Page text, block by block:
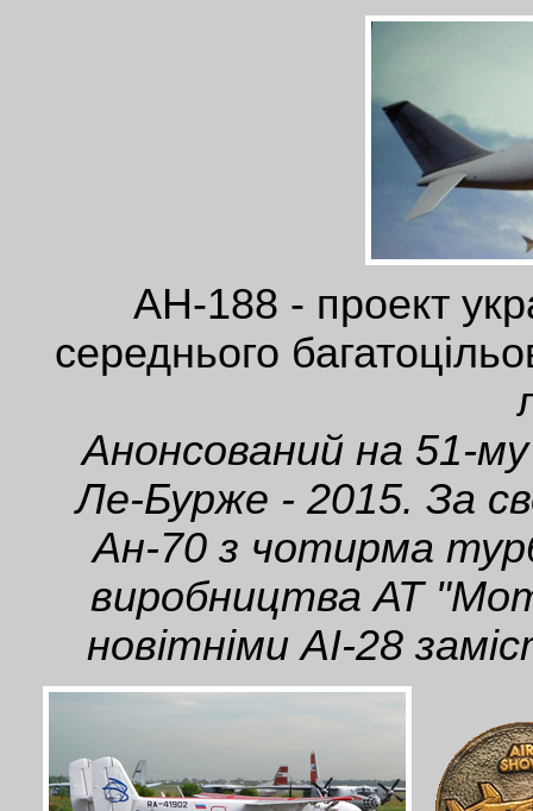
АН-188 - проект
середнього
Анонсований на 51-
Ле-Бурже - 2015. За
Ан-70 з чотирма
виробництва АТ
новітніми АІ-28